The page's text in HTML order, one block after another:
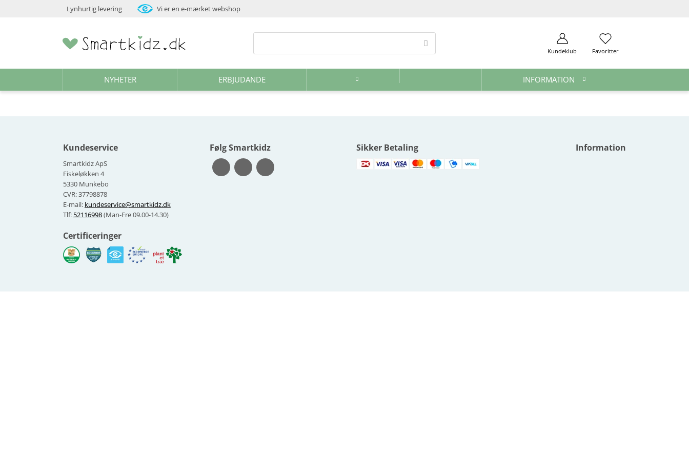
Lynhurtig levering Vi er en e-mærket webshop
Kundeklub Favoritter
NYHETER ERBJUDANDE INFORMATION
Kundeservice
Smartkidz ApS
Fiskeløkken 4
5330 Munkebo
CVR: 37798878
E-mail: kundeservice@smartkidz.dk
Tlf: 52116998(Man-Fre 09.00-14.30)
Certificeringer
Følg Smartkidz Sikker Betaling Information